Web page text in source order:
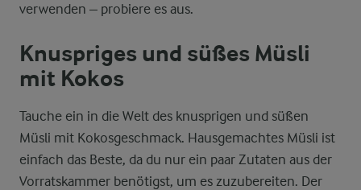
verwenden – probiere es aus.
Knuspriges und süßes Müsli
mit Kokos
Tauche ein in die Welt des knusprigen und süßen
Müsli mit Kokosgeschmack. Hausgemachtes Müsli ist
einfach das Beste, da du nur ein paar Zutaten aus der
Vorratskammer benötigst, um es zuzubereiten. Der